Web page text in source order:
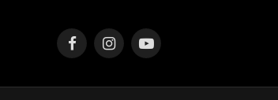
FacebookInstagramYouTube